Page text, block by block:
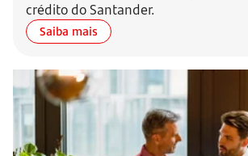
crédito do Santander.
Saiba mais